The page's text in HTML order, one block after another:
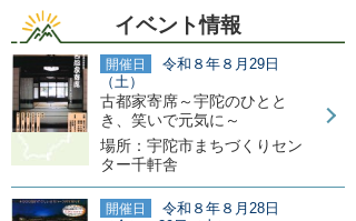
イベント情報
開催日
令和８年８月29日
（土）
古都家寄席～宇陀のひとと
き、笑いで元気に～
場所：宇陀市まちづくりセン
ター千軒舎
開催日
令和８年８月28日